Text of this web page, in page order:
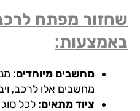
מפתח לרכב
מחשבים מיוחדים:
מחשבים אלו לרכב,
ציוד מתאים:לכל סוג רכב